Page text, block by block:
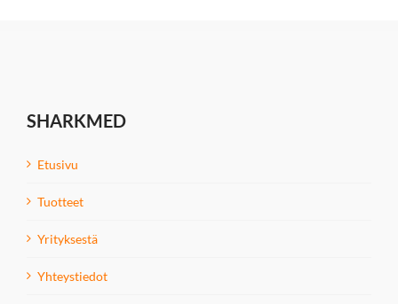
SHARKMED
Etusivu
Tuotteet
Yrityksestä
Yhteystiedot